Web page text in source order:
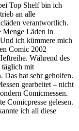
Top Shelf bin ich
an alle
verantwortlich.
Menge Läden in
ich kümmere mich
Comic 2002
Während des
täglich mit
Das hat sehr geholfen.
gearbeitet – nicht
Comicmessen.
Comicpresse gelesen.
ich all diese